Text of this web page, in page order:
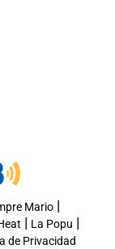
Mario|
| La Popu |
de Privacidad